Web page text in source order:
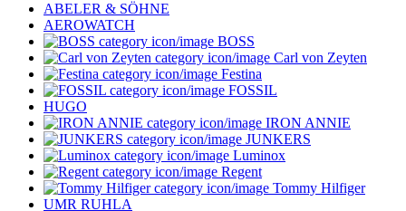
ABELER & SÖHNE
AEROWATCH
BOSS
Carl von Zeyten
Festina
FOSSIL
HUGO
IRON ANNIE
JUNKERS
Luminox
Regent
Tommy Hilfiger
UMR RUHLA